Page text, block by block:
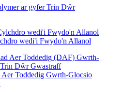
ar gyfer Trin Dŵr
wedi'i Fwydo'n Allanol
Aer Toddedig Gwrth-Glocsio